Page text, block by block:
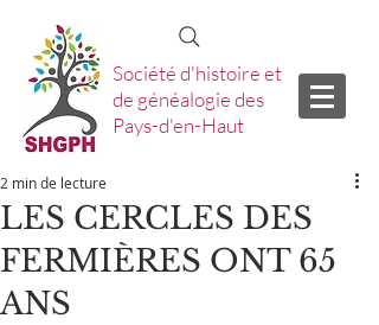
Société d'histoire et
de généalogie des
Pays-d'en-Haut
LES CERCLES DES
FERMIÈRES ONT 65
ANS
2 min de lecture